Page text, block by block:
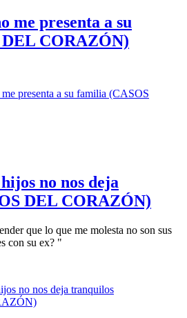
me presenta a su
CORAZÓN)
no nos deja
DEL CORAZÓN)
que lo que me molesta no son sus
con su ex? "